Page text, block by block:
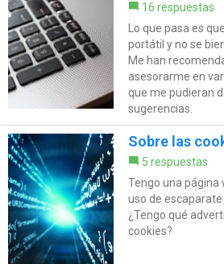
16 respuestas
Lo que pasa es
portátil y no se
Me han
asesorarme en
que me pudieran
sugerencias.
Sobre las
5 respuestas
Tengo una página
uso de
¿Tengo qué
cookies?